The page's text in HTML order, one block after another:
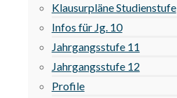
Klausurpläne Studienstufe
Infos für Jg. 10
Jahrgangsstufe 11
Jahrgangsstufe 12
Profile